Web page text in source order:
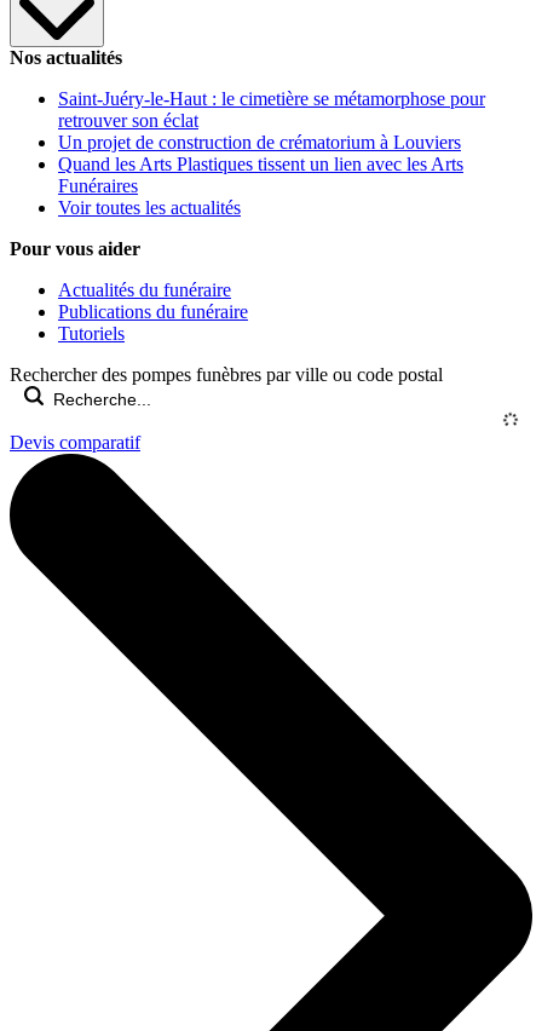
Nos actualités
Saint-Juéry-le-Haut : le cimetière se métamorphose pour
retrouver son éclat
Un projet de construction de crématorium à Louviers
Quand les Arts Plastiques tissent un lien avec les Arts
Funéraires
Voir toutes les actualités
Pour vous aider
Actualités du funéraire
Publications du funéraire
Tutoriels
Rechercher des pompes funèbres par ville ou code postal
Devis comparatif